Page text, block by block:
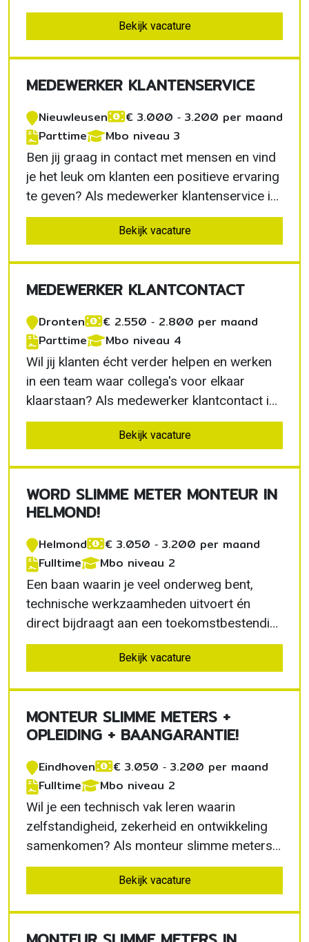
Nieuwleusen zorg jij ervoor dat monteurs
efficiënt worden ingepland en projecten
team en…
Bekijk vacature
MEDEWERKER KLANTENSERVICE
Nieuwleusen
€ 3.000 ‐ 3.200 per maand
Parttime
Mbo niveau 3
Ben jij graag in contact met mensen en vind
je het leuk om klanten een positieve ervaring
te geven? Als medewerker klantenservice in
Nieuwleusen bel je klanten om afspraken te
bevestigen, beantwoord je vragen en zorg je
Bekijk vacature
MEDEWERKER KLANTCONTACT
Dronten
€ 2.550 ‐ 2.800 per maand
Parttime
Mbo niveau 4
Wil jij klanten écht verder helpen en werken
in een team waar collega's voor elkaar
klaarstaan? Als medewerker klantcontact in
Dronten combineer je persoonlijk
klantcontact met ruimte voor ontwikkeling.
samenwerken prettig combineert.
Bekijk vacature
WORD SLIMME METER MONTEUR IN
HELMOND!
Helmond
€ 3.050 ‐ 3.200 per maand
Fulltime
Mbo niveau 2
Een baan waarin je veel onderweg bent,
technische werkzaamheden uitvoert én
direct bijdraagt aan een toekomstbestendig
energienetwerk. Als slimme meter monteur
in Helmond krijg je de kans om een
eigen ontwikkeling.
Bekijk vacature
MONTEUR SLIMME METERS +
OPLEIDING + BAANGARANTIE!
Eindhoven
€ 3.050 ‐ 3.200 per maand
Fulltime
Mbo niveau 2
Wil je een technisch vak leren waarin
zelfstandigheid, zekerheid en ontwikkeling
samenkomen? Als monteur slimme meters
Eindhoven krijg je een betaalde opleiding,
goede begeleiding en een eigen werkbus.
Bekijk vacature